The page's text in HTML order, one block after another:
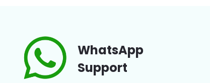
WhatsApp
Support